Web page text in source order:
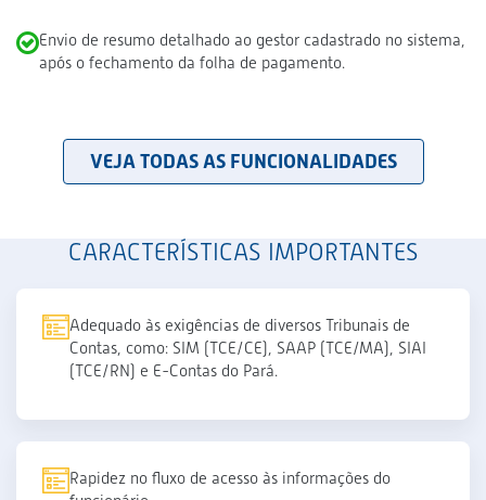
Envio de resumo detalhado ao gestor cadastrado no sistema,
após o fechamento da folha de pagamento.
VEJA TODAS AS FUNCIONALIDADES
CARACTERÍSTICAS IMPORTANTES
Adequado às exigências de diversos Tribunais de
Contas, como: SIM (TCE/CE), SAAP (TCE/MA), SIAI
(TCE/RN) e E-Contas do Pará.
Rapidez no fluxo de acesso às informações do